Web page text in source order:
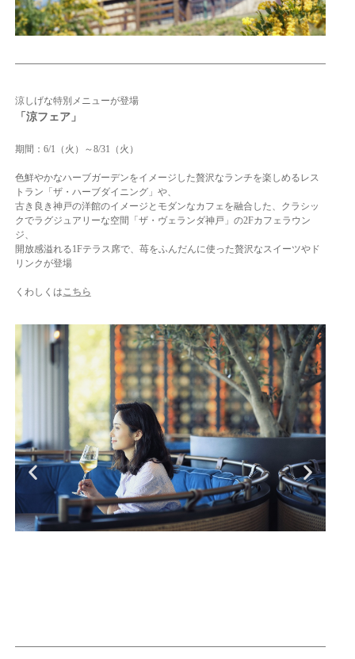
涼しげな特別メニューが登場
「涼フェア」
期間：6/1（火）～8/31（火）
色鮮やかなハーブガーデンをイメージした贅沢なランチを楽しめるレス
トラン「ザ・ハーブダイニング」や、
古き良き神戸の洋館のイメージとモダンなカフェを融合した、クラシッ
クでラグジュアリーな空間「ザ・ヴェランダ神戸」の2Fカフェラウン
ジ、
開放感溢れる1Fテラス席で、苺をふんだんに使った贅沢なスイーツやド
リンクが登場
くわしくはこちら